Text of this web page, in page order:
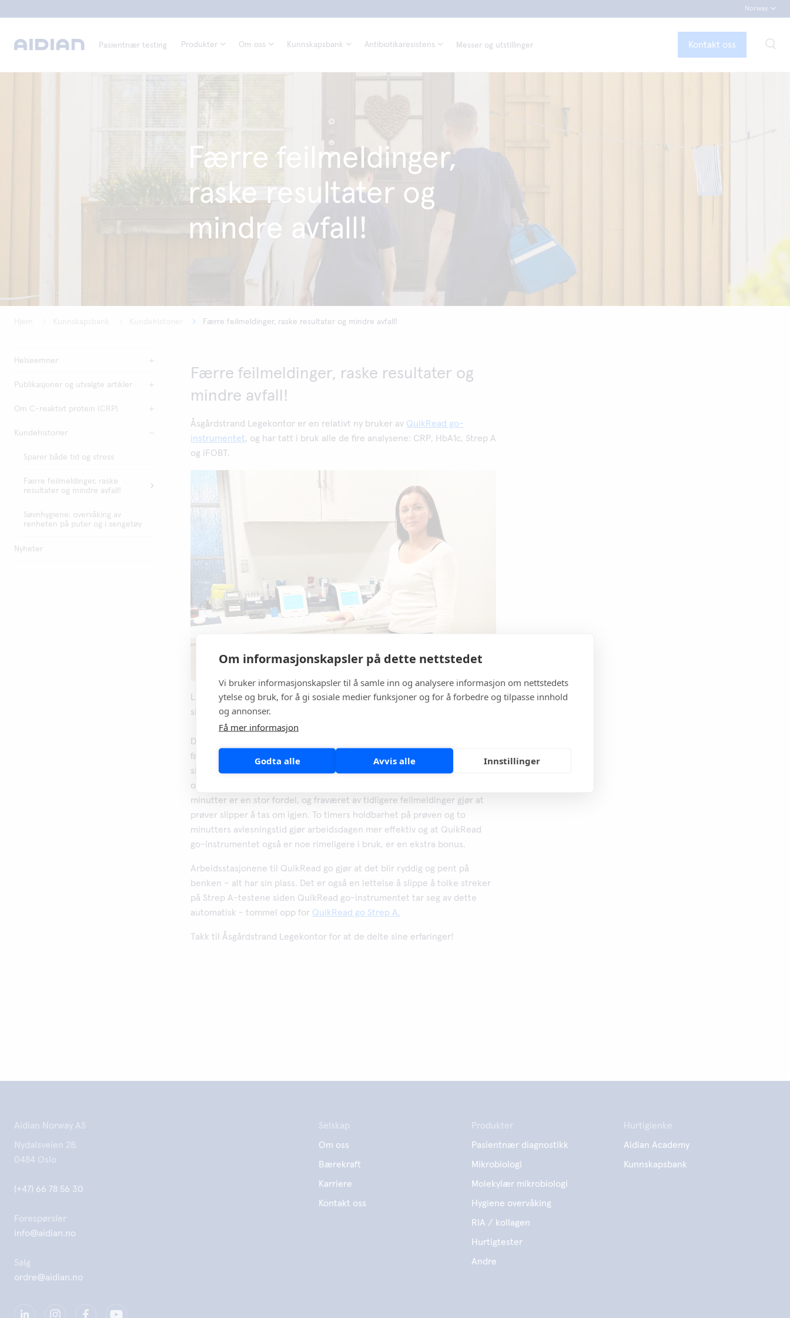
Om informasjonskapsler på dette nettstedet
Vi bruker informasjonskapsler til å samle inn og analysere informasjon om nettstedets
ytelse og bruk, for å gi sosiale medier funksjoner og for å forbedre og tilpasse innhold
og annonser.
Få mer informasjon
Godta alle Avvis alle Innstillinger
Norway
Pasientnær testing Produkter Om oss Kunnskapsbank Antibiotikaresistens Messer og utstillinger Kontakt oss
Færre feilmeldinger,
raske resultater og
mindre avfall!
Færre feilmeldinger, raske resultater og mindre avfall!
Helseemner
Publikasjoner og utvalgte artikler
Om C-reaktivt protein (CRP)
Kundehistorier
Sparer både tid og stress
Færre feilmeldinger, raske
resultater og mindre avfall!
Søvnhygiene: overvåking av
renheten på puter og i sengetøy
Nyheter
Færre feilmeldinger, raske resultater og
mindre avfall!
Åsgårdstrand Legekontor er en relativt ny bruker av QuikRead go-
instrumentet, og har tatt i bruk alle de fire analysene: CRP, HbA1c, Strep A
og iFOBT.
Legekontoret fremhever spesielt reduksjonen i avfall som en stor fordel
siden miljøaspektet er svært viktig på dette legekontoret.
Den lange holdbarheten på
faktor for valget av QuikRead go, i tillegg til at instrumentet er
skreddersydd og tilrettelagt for hjemmebesøk med bruk av transportboks
og transportkorker. De nøyaktige resultatene som leveres på kun to
minutter er en stor fordel, og fraværet av tidligere feilmeldinger gjør at
prøver slipper å tas om igjen. To timers holdbarhet på prøven og to
minutters avlesningstid gjør arbeidsdagen mer effektiv og at QuikRead
go-instrumentet også er noe rimeligere i bruk, er en ekstra bonus.
Arbeidsstasjonene til QuikRead go gjør at det blir ryddig og pent på
benken – alt har sin plass. Det er også en lettelse å slippe å tolke streker
på Strep A-testene siden QuikRead go-instrumentet tar seg av dette
automatisk - tommel opp for QuikRead go Strep A.
Takk til Åsgårdstrand Legekontor for at de delte sine erfaringer!
Aidian Norway AS
Nydalsveien 28,
0484 Oslo
(+47) 66 78 56 30
Forespørsler
info@aidian.no
Salg
ordre@aidian.no
Selskap
Om oss
Bærekraft
Karriere
Kontakt oss
Produkter
Pasientnær diagnostikk
Mikrobiologi
Molekylær mikrobiologi
Hygiene overvåking
RIA / kollagen
Hurtigtester
Andre
Hurtiglenke
Aidian Academy
Kunnskapsbank